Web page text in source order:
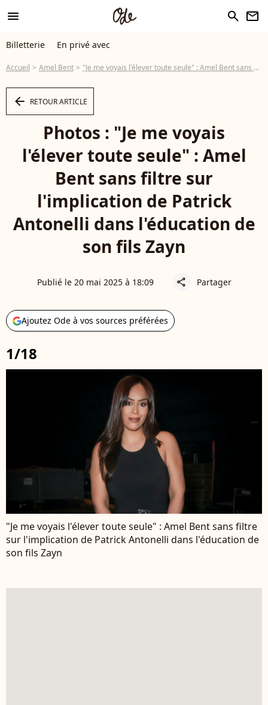
menu search newsletter
Billetterie En privé avec
Accueil Amel Bent "Je me voyais l'élever toute seule" : Amel Bent sans filtre sur l'implication de Patrick Antonelli dans l'éducation de son fils Zayn
arrow_left RETOUR ARTICLE
Photos : "Je me voyais
l'élever toute seule" : Amel
Bent sans filtre sur
l'implication de Patrick
Antonelli dans l'éducation de
son fils Zayn
Publié le 20 mai 2025 à 18:09 share Partager
Ajoutez Ode à vos sources préférées
1/18
"Je me voyais l'élever toute seule" : Amel Bent sans filtre
sur l'implication de Patrick Antonelli dans l'éducation de
son fils Zayn